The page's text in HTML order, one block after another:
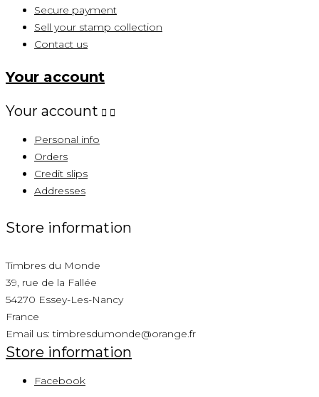
Secure payment
Sell ​​your stamp collection
Contact us
Your account
Your account  
Personal info
Orders
Credit slips
Addresses
Store information
Timbres du Monde
39, rue de la Fallée
54270 Essey-Les-Nancy
France
Email us:timbresdumonde@orange.fr
Store information
Facebook